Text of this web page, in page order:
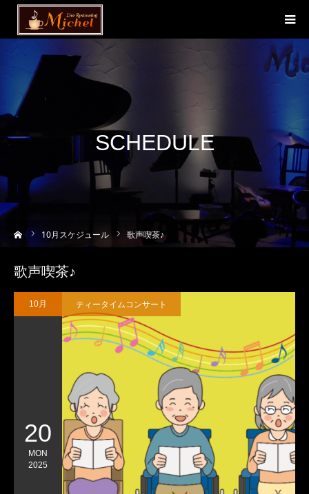
SCHEDULE
10月スケジュール 歌声喫茶♪
歌声喫茶♪
10月
20
MON
2025
ティータイムコンサート